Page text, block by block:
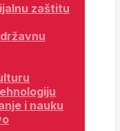
zaštitu
i nauku